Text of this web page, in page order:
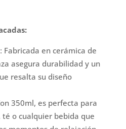
: Fabricada en cerámica de
asegura durabilidad y un
resalta su diseño
350ml, es perfecta para
o cualquier bebida que